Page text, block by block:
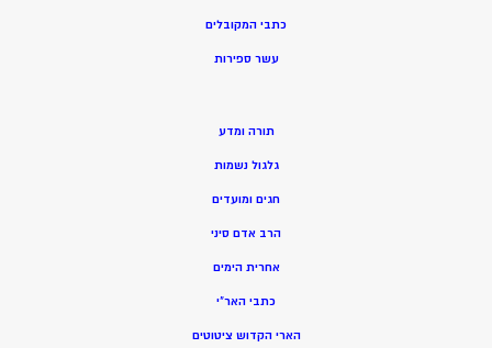
כתבי המקובלים
עשר ספירות
תורה ומדע
גלגול נשמות
חגים ומועדים
הרב אדם סיני
אחרית הימים
כתבי האר”י
הארי הקדוש ציטוטים